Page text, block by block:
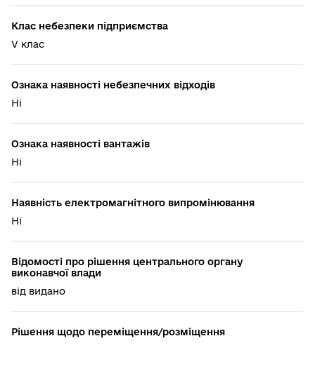
Клас небезпеки підприємства
V клас
Ознака наявності небезпечних відходів
Ні
Ознака наявності вантажів
Ні
Наявність електромагнітного випромінювання
Ні
Відомості про рішення центрального органу
виконавчої влади
від видано
Рішення щодо переміщення/розміщення